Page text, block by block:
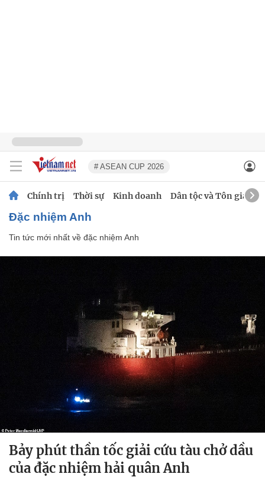
# ASEAN CUP 2026
Chính trị Thời sự Kinh doanh Dân tộc và Tôn giáo
đặc nhiệm Anh
Tin tức mới nhất về đặc nhiệm Anh
Bảy phút thần tốc giải cứu tàu chở dầu
của đặc nhiệm hải quân Anh